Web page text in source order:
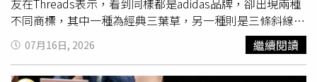
難以吸引買方目光；除非產品本身具備足以支撐高價的條
件，否「直接砍個一坪10至20萬，才是消費者會接受
的。」Sway進一步指出，若市場價格未回落至數年前水
準，購屋族不妨保持觀望，因為房屋尚未成交前，利息與管
友在Threads表示，看到同樣都是adidas品牌，卻出現兩種
不同商標，其中一種為經典三葉草，另一種則是三條斜線，
因此好奇詢問「都是adidas，到底有什麼不一樣？」貼文曝
光後吸引超過6.5萬人按讚，不少網友分享自己的看法，有
人認為兩者最大的差異在於定位，一個主打街頭潮流與穿
07月16日, 2026 繼續閱讀